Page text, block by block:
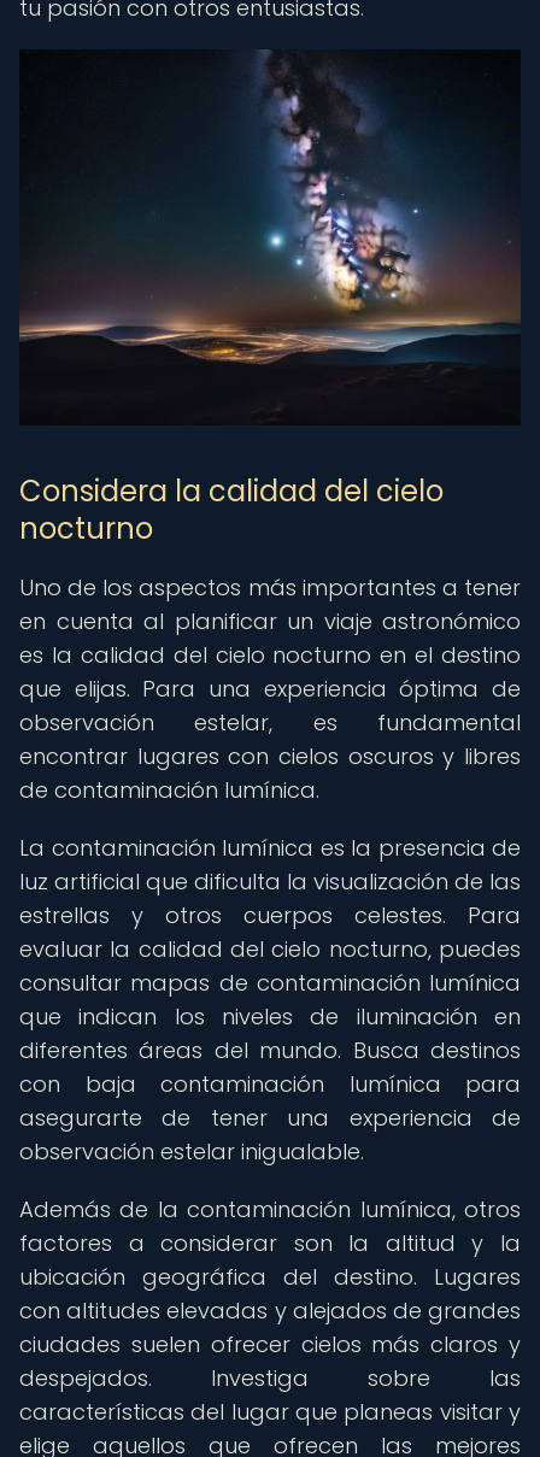
tu pasión con otros entusiastas.
Considera la calidad del cielo
nocturno
Uno de los aspectos más importantes a tener
en cuenta al planificar un viaje astronómico
es la calidad del cielo nocturno en el destino
que elijas. Para una experiencia óptima de
observación estelar, es fundamental
encontrar lugares con cielos oscuros y libres
de contaminación lumínica.
La contaminación lumínica es la presencia de
luz artificial que dificulta la visualización de las
estrellas y otros cuerpos celestes. Para
evaluar la calidad del cielo nocturno, puedes
consultar mapas de contaminación lumínica
que indican los niveles de iluminación en
diferentes áreas del mundo. Busca destinos
con baja contaminación lumínica para
asegurarte de tener una experiencia de
observación estelar inigualable.
Además de la contaminación lumínica, otros
factores a considerar son la altitud y la
ubicación geográfica del destino. Lugares
con altitudes elevadas y alejados de grandes
ciudades suelen ofrecer cielos más claros y
despejados. Investiga sobre las
características del lugar que planeas visitar y
elige aquellos que ofrecen las mejores